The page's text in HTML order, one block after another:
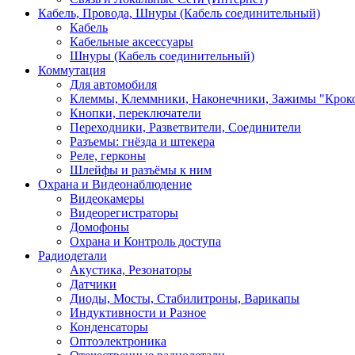
Кабель, Провода, Шнуры (Кабель соединительный)
Кабель
Кабельные аксессуары
Шнуры (Кабель соединительный)
Коммутация
Для автомобиля
Клеммы, Клеммники, Наконечники, Зажимы
Кнопки, переключатели
Переходники, Разветвители, Соединители
Разъемы: гнёзда и штекера
Реле, герконы
Шлейфы и разъёмы к ним
Охрана и Видеонаблюдение
Видеокамеры
Видеорегистраторы
Домофоны
Охрана и Контроль доступа
Радиодетали
Акустика, Резонаторы
Датчики
Диоды, Мосты, Стабилитроны, Варикапы
Индуктивности и Разное
Конденсаторы
Оптоэлектроника